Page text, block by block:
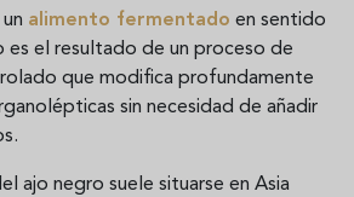
alimento fermentado en sentido
es el resultado de un proceso de
que modifica profundamente
sin necesidad de añadir
ajo negro suele situarse en Asia